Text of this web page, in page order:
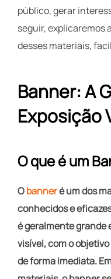
público, gerar
seguir, explicaremos
desses materiais,
Banner: A
Exposição
O que é um
Obanneré um dos
conhecidos e
é geralmente grande
visível, com o
de forma imediata.